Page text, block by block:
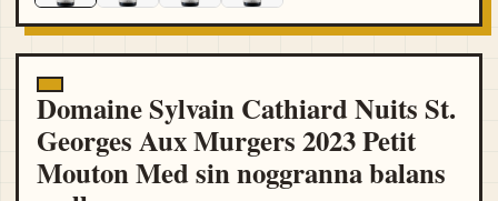
Domaine Sylvain Cathiard Nuits St.
Georges Aux Murgers 2023 Petit
Mouton Med sin noggranna balans